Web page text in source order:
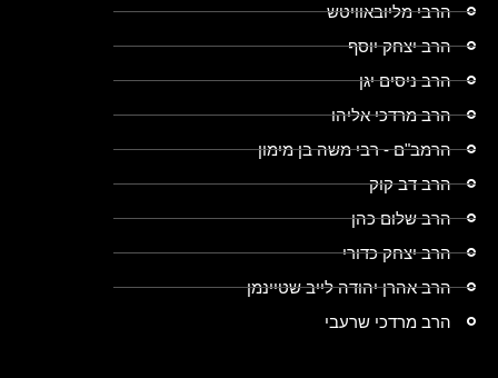
הרבי מליובאוויטש
הרב יצחק יוסף
הרב ניסים יגן
הרב מרדכי אליהו
הרמב"ם - רבי משה בן מימון
הרב דב קוק
הרב שלום כהן
הרב יצחק כדורי
הרב אהרן יהודה לייב שטיינמן
הרב מרדכי שרעבי